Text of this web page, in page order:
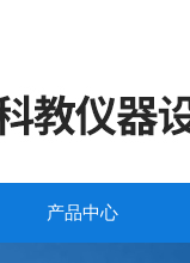
产品中心